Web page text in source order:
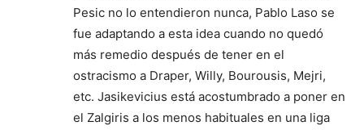
Pesic no lo entendieron nunca, Pablo Laso se
fue adaptando a esta idea cuando no quedó
más remedio después de tener en el
ostracismo a Draper, Willy, Bourousis, Mejri,
etc. Jasikevicius está acostumbrado a poner en
el Zalgiris a los menos habituales en una liga